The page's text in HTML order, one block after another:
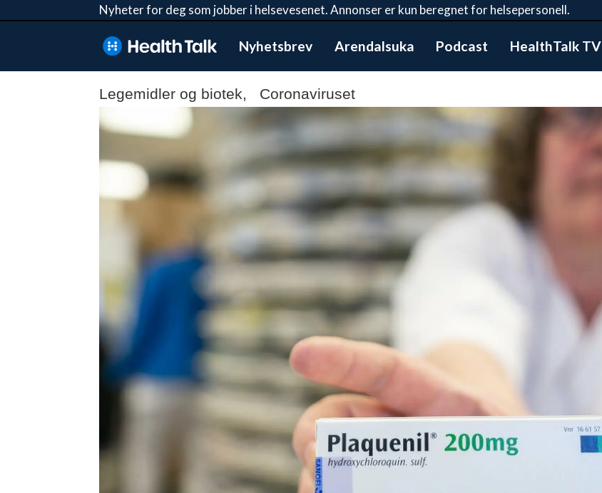
Nyheter for deg som jobber i helsevesenet. Annonser er kun beregnet for helsepersonell.
Nyhetsbrev Arendalsuka Podcast HealthTalk TV
Legemidler og biotek, Coronaviruset